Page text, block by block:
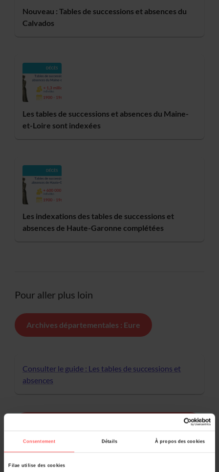
Consentement Détails À propos des cookies
Filae utilise des cookies
Nouveau : Tables de successions et absences du
Calvados
Les tables de successions et absences du Maine-
et-Loire sont indexées
Les indexations des tables de successions et
absences de Haute-Garonne complétées
Pour aller plus loin
Archives départementales : Eure
Consulter le guide : Les tables de successions et
absences
Consulter les tables de successions et absences